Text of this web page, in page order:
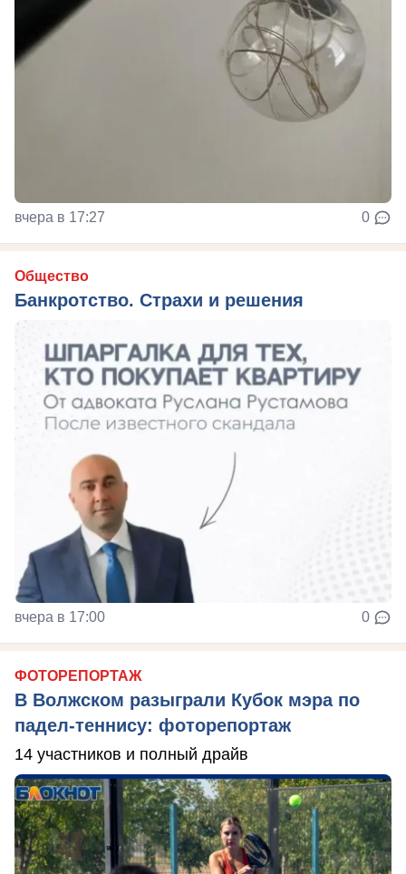
вчера в 17:27 0
Общество
Банкротство. Страхи и решения
вчера в 17:00 0
ФОТОРЕПОРТАЖ
В Волжском разыграли Кубок мэра по
падел-теннису: фоторепортаж
14 участников и полный драйв